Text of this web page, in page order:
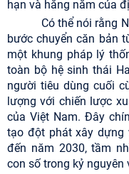
hạn và hằng năm của
Có thể nói rằng
bước chuyển căn bản
một khung pháp lý
toàn bộ hệ sinh thái
người tiêu dùng cuối
lượng với chiến lược
của Việt Nam. Đây
tạo đột phát xây dựng
đến năm 2030, tầm
con số trong kỷ